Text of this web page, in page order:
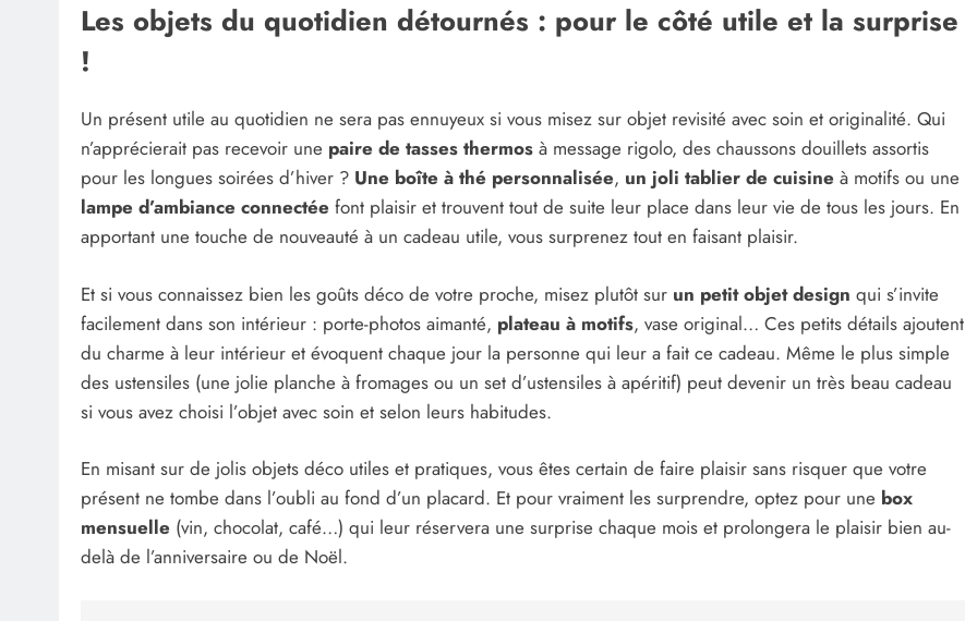
Les objets du quotidien détournés : pour le côté utile et la surprise
!
Un présent utile au quotidien ne sera pas ennuyeux si vous misez sur objet revisité avec soin et originalité. Qui
n’apprécierait pas recevoir une paire de tasses thermos à message rigolo, des chaussons douillets assortis
pour les longues soirées d’hiver ? Une boîte à thé personnalisée, un joli tablier de cuisine à motifs ou une
lampe d’ambiance connectée font plaisir et trouvent tout de suite leur place dans leur vie de tous les jours. En
apportant une touche de nouveauté à un cadeau utile, vous surprenez tout en faisant plaisir.
Et si vous connaissez bien les goûts déco de votre proche, misez plutôt sur un petit objet design qui s’invite
facilement dans son intérieur : porte-photos aimanté, plateau à motifs, vase original… Ces petits détails ajoutent
du charme à leur intérieur et évoquent chaque jour la personne qui leur a fait ce cadeau. Même le plus simple
des ustensiles (une jolie planche à fromages ou un set d’ustensiles à apéritif) peut devenir un très beau cadeau
si vous avez choisi l’objet avec soin et selon leurs habitudes.
En misant sur de jolis objets déco utiles et pratiques, vous êtes certain de faire plaisir sans risquer que votre
présent ne tombe dans l’oubli au fond d’un placard. Et pour vraiment les surprendre, optez pour une box
mensuelle (vin, chocolat, café…) qui leur réservera une surprise chaque mois et prolongera le plaisir bien au-
delà de l’anniversaire ou de Noël.